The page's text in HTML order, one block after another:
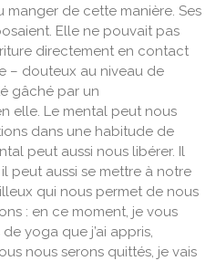
manger de cette manière. Ses
Elle ne pouvait pas
directement en contact
– douteux au niveau de
gâché par un
elle. Le mental peut nous
dans une habitude de
peut aussi nous libérer. Il
peut aussi se mettre à notre
qui nous permet de nous
: en ce moment, je vous
yoga que j’ai appris,
nous serons quittés, je vais